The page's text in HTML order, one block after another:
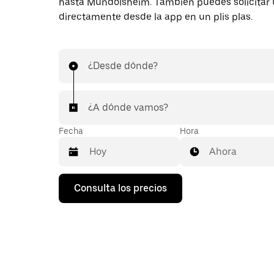
directamente desde la app en un plis plas.
¿Desde dónde?
¿A dónde vamos?
Fecha
Pulsa
flecha
Hora
Ahora
Consulta los precios